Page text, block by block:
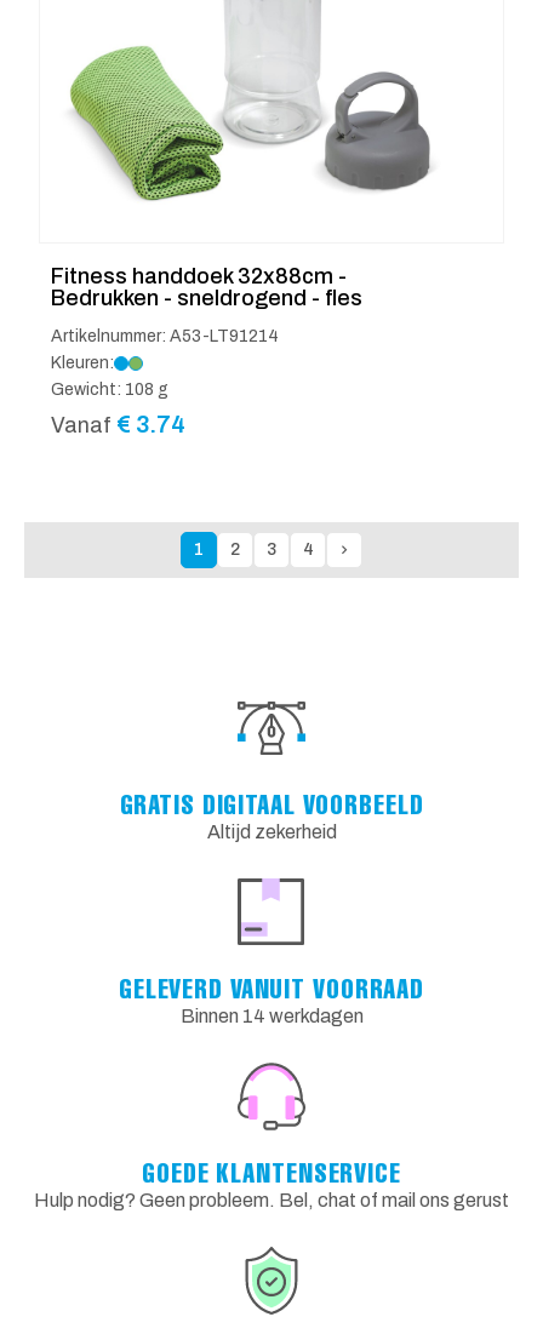
Fitness handdoek 32x88cm -
Bedrukken - sneldrogend - fles
Artikelnummer: A53-LT91214
Kleuren:
Gewicht: 108 g
Vanaf € 3.74
1 2 3 4
GRATIS DIGITAAL VOORBEELD
Altijd zekerheid
GELEVERD VANUIT VOORRAAD
Binnen 14 werkdagen
GOEDE KLANTENSERVICE
Hulp nodig? Geen probleem. Bel, chat of mail ons gerust